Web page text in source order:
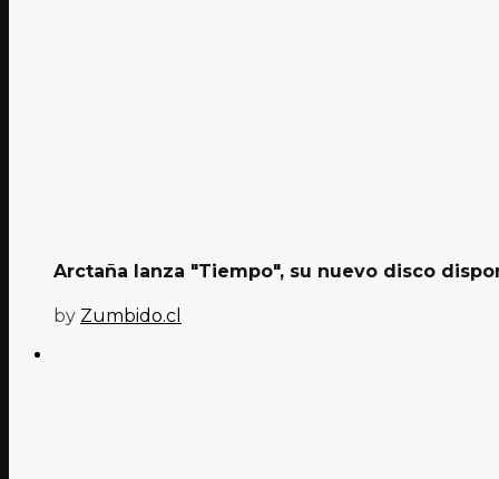
Arctaña lanza "Tiempo", su nuevo disco
by Zumbido.cl